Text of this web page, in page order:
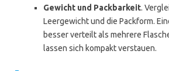
Gewicht und Packbarkeit.
Leergewicht und die Packform.
besser verteilt als mehrere
lassen sich kompakt verstauen.